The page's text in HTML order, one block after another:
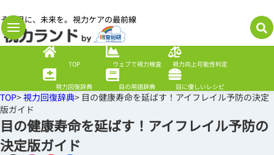
その目に、未来を。視力ケアの最前線
TOP ウェブで視力検査 視力向上可能性判定
視力回復辞典 目の用語辞典 目に優しいレシピ
TOP>視力回復辞典> 目の健康寿命を延ばす！アイフレイル予防の決定
版ガイド
目の健康寿命を延ばす！アイフレイル予防の
決定版ガイド